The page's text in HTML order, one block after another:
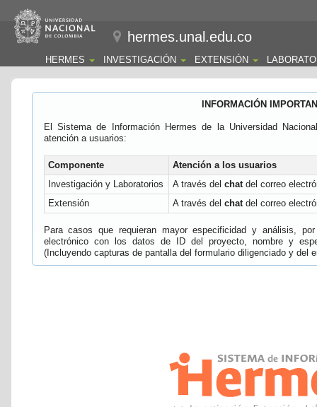
hermes.unal.edu.co
HERMES INVESTIGACIÓN EXTENSIÓN
INFORMACIÓN
El Sistema de Información Hermes de la Universidad
atención a usuarios:
Componente
Atención a los usuarios
Investigación y Laboratorios
A través del chatdel correo
Extensión
A través del chatdel correo
Para casos que requieran mayor especificidad y análisis,
electrónico con los datos de ID del proyecto, nombre y
(Incluyendo capturas de pantalla del formulario diligenciado y del